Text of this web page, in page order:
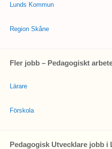
Lunds Kommun
Region Skåne
Fler jobb – Pedagogiskt
Lärare
Förskola
Pedagogisk Utvecklare jobb i